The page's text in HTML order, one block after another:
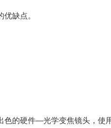
缺点。
色的硬件—光学变焦镜头，使